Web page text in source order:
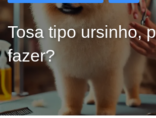
Tosa tipo ursinho,
fazer?